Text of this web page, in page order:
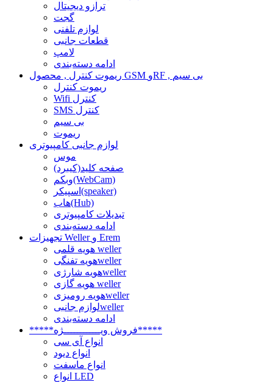
ترازو دیجیتال
گجت
لوازم تلفنی
قطعات جانبی
لامپ
ادامه دسته‌بندی
ریموت کنترل , محصول GSM وRF , بی سیم
ریموت کنترل
Wifi کنترل
SMS کنترل
بی سیم
ریموت
لوازم جانبی کامپیوتری
موس
صفحه کلید(کیبرد)
وبکم(WebCam)
اسپیکر(speaker)
هاب(Hub)
تبدیلات کامپیوتری
ادامه دسته‌بندی
تجهیزات Weller و Erem
هویه قلمی weller
هویه تفنگیweller
هویه شارژیweller
هویه گازی weller
هویه رومیزیweller
لوازم جانبیweller
ادامه دسته‌بندی
*****فروش ویــــــــــــژه*****
انواع آی سی
انواع دیود
انواع ماسفت
انواع LED